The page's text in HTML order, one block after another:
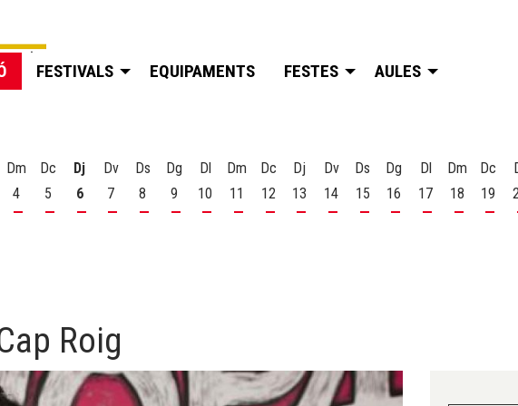
FESTIVALS EQUIPAMENTS FESTES AULES
2 d'agost
3 d'agost
Dm
4
Dimarts 4 d'agost
Dc
5
Dimecres 5 d'agost
Dj
6
Dijous 6 d'agost
Dv
7
Divendres 7 d'agost
Ds
8
Dissabte 8 d'agost
Dg
9
Diumenge 9 d'agost
Dl
10
Dilluns 10 d'agost
Dm
11
Dimarts 11 d'agost
Dc
12
Dimecres 12 d'agost
Dj
13
Dijous 13 d'agost
Dv
14
Divendres 14 d'agost
Ds
15
Dissabte 15 d'agost
Dg
16
Diumenge 16 d'agost
Dl
17
Dilluns 17
Dm
18
Dimarts
Dc
19
Roig